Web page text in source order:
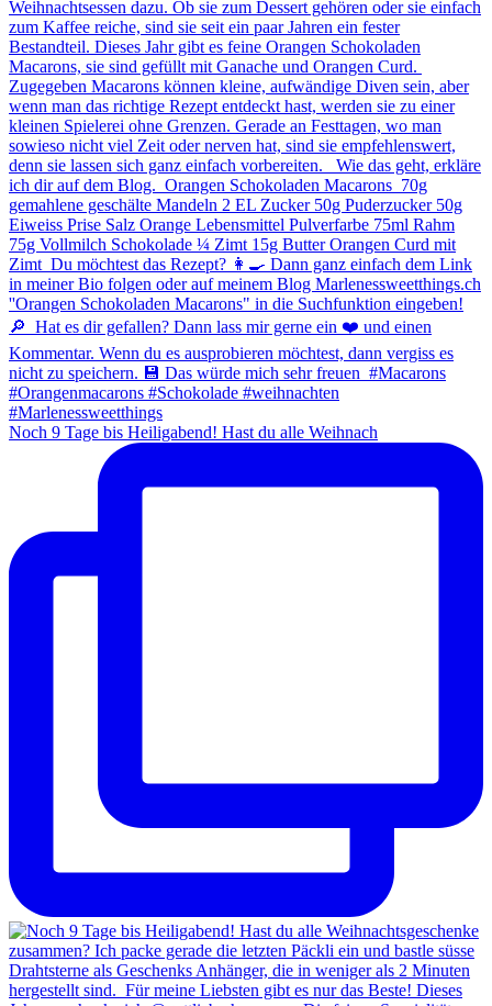
Noch 9 Tage bis Heiligabend! Hast du alle Weihnach